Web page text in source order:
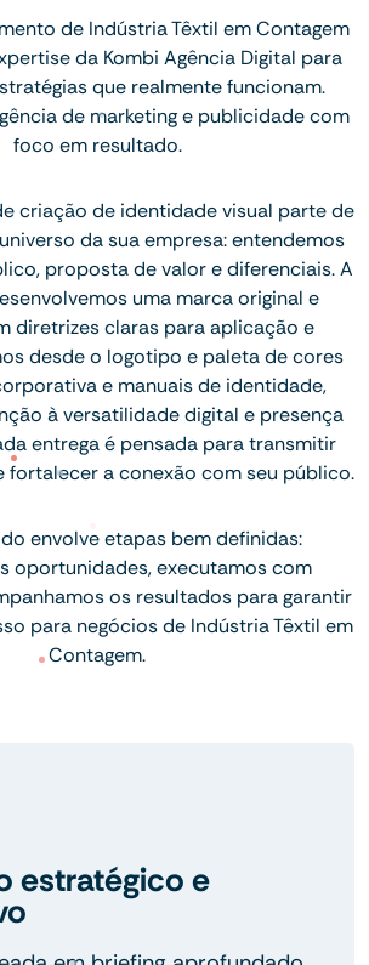
de Indústria Têxtil em Contagem
da Kombi Agência Digital para
que realmente funcionam.
de marketing e publicidade com
foco em resultado.
criação de identidade visual parte de
da sua empresa: entendemos
proposta de valor e diferenciais. A
uma marca original e
diretrizes claras para aplicação e
desde o logotipo e paleta de cores
e manuais de identidade,
à versatilidade digital e presença
entrega é pensada para transmitir
fortalecer a conexão com seu público.
envolve etapas bem definidas:
oportunidades, executamos com
os resultados para garantir
para negócios de Indústria Têxtil em
Contagem.
estratégico e